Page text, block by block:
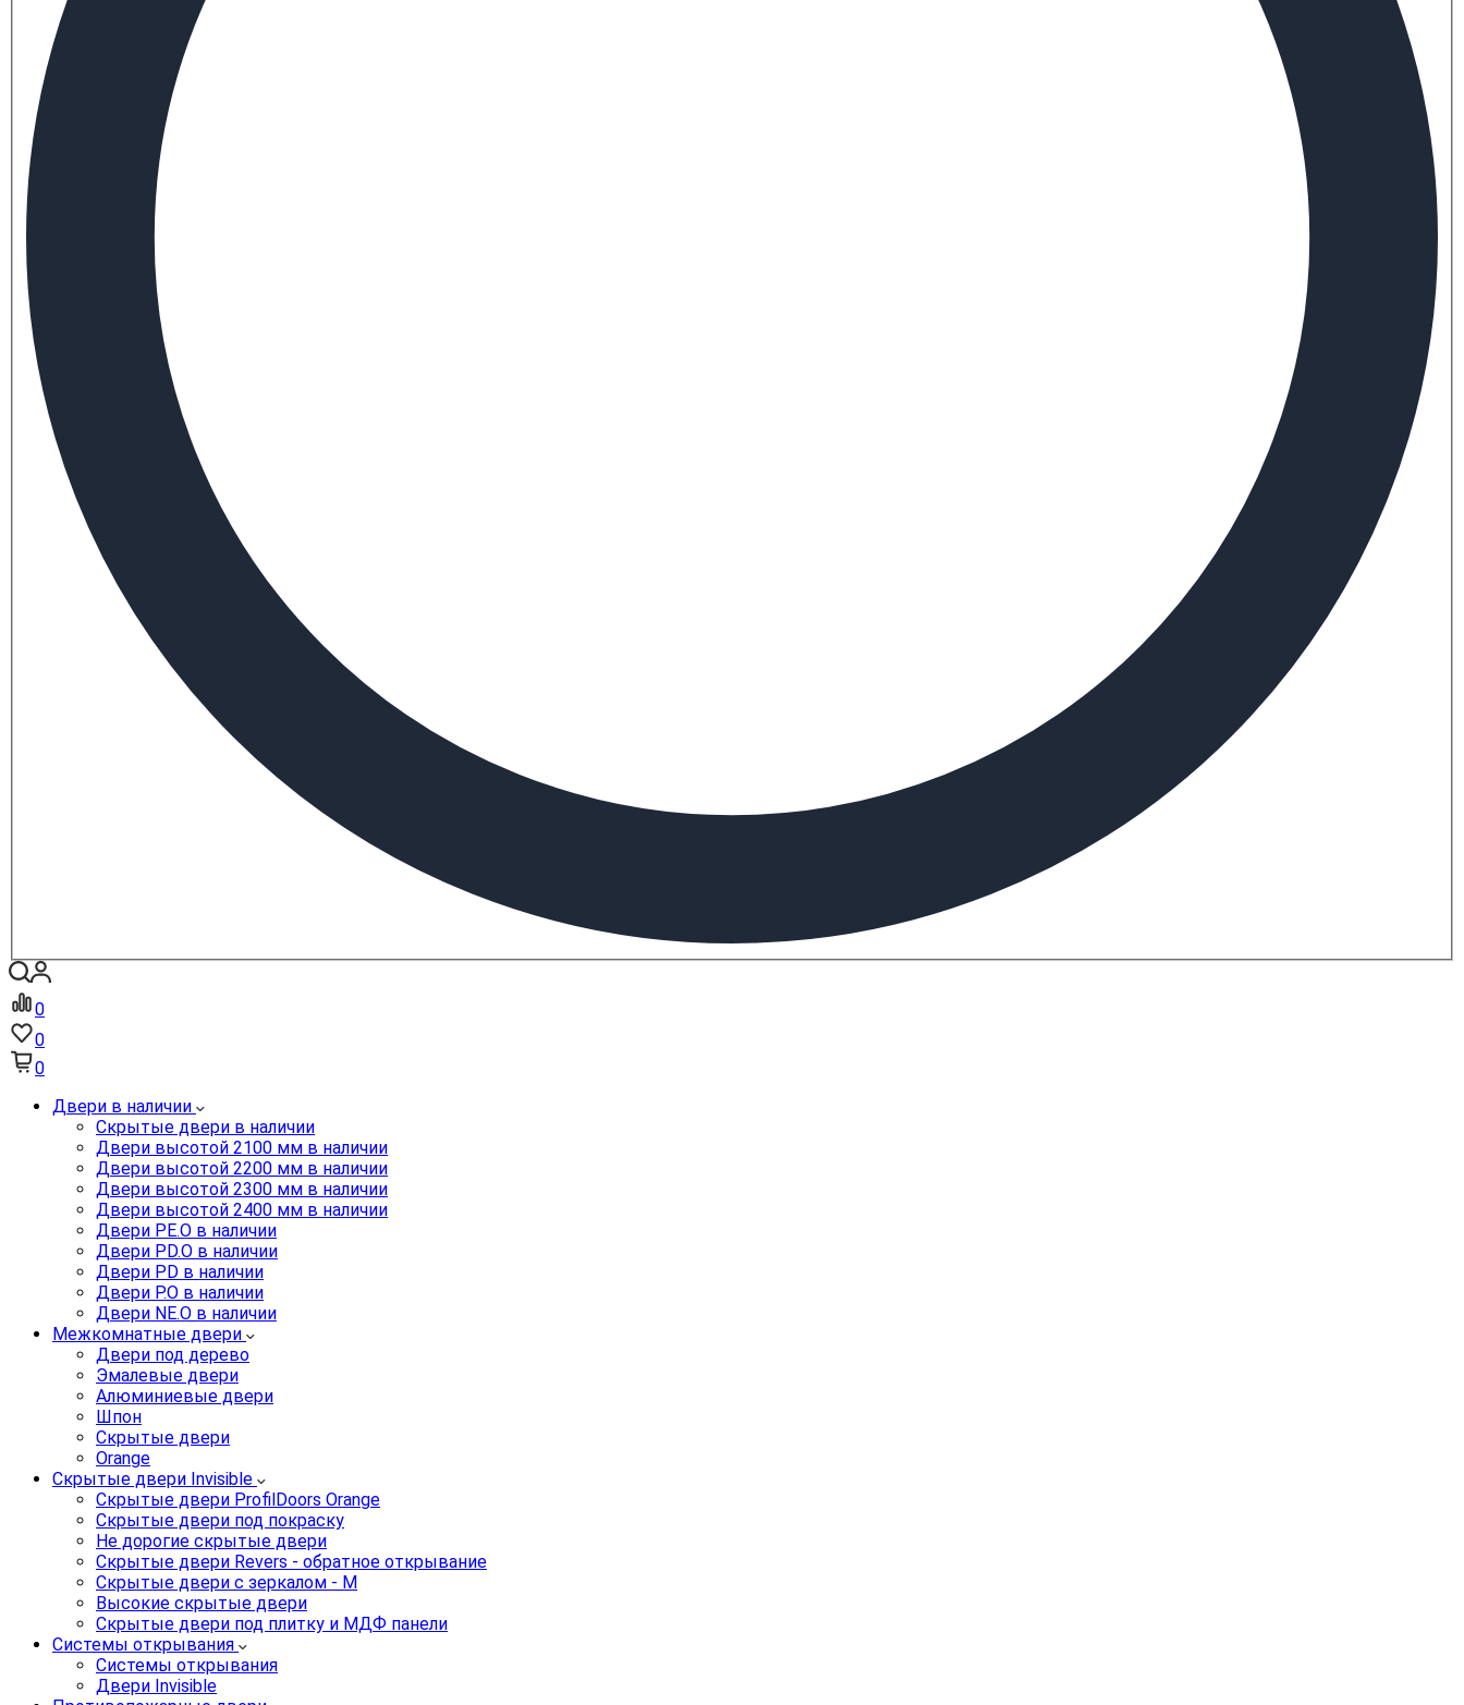
0
0
0
Двери в наличии
Скрытые двери в наличии
Двери высотой 2100 мм в наличии
Двери высотой 2200 мм в наличии
Двери высотой 2300 мм в наличии
Двери высотой 2400 мм в наличии
Двери PE.O в наличии
Двери PD.O в наличии
Двери PD в наличии
Двери P.O в наличии
Двери NE.O в наличии
Межкомнатные двери
Двери под дерево
Эмалевые двери
Алюминиевые двери
Шпон
Скрытые двери
Orange
Скрытые двери Invisible
Скрытые двери ProfilDoors Orange
Скрытые двери под покраску
Не дорогие скрытые двери
Скрытые двери Revers - обратное открывание
Скрытые двери с зеркалом - M
Высокие скрытые двери
Скрытые двери под плитку и МДФ панели
Системы открывания
Системы открывания
Двери Invisible